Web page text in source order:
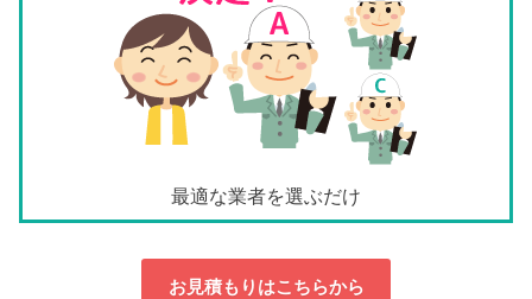
最適な業者を選ぶだけ
お見積もりはこちらから